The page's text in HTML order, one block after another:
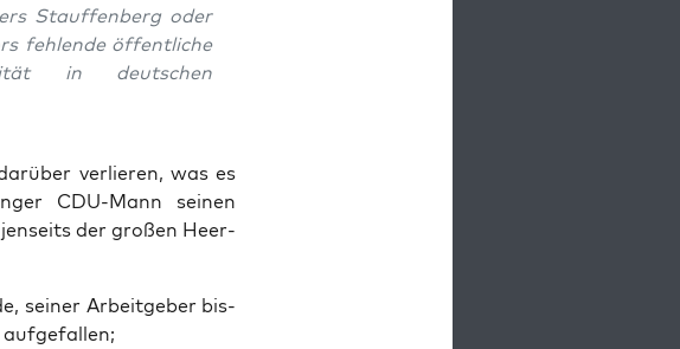
Stauf­fen­berg oder
feh­len­de öffent­li­che
in deut­schen
ver­lie­ren, was es
CDU-Mann sei­nen
der gro­ßen Heer­
sei­ner Arbeit­ge­ber bis­